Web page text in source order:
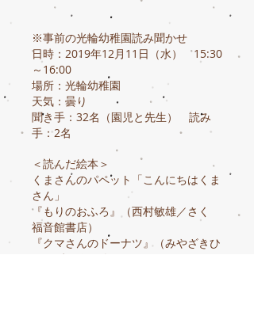
※事前の光輪幼稚園読み聞かせ
日時：2019年12月11日（水） 15:30
～16:00
場所：光輪幼稚園
天気：曇り
聞き手：32名（園児と先生） 読み
手：2名
＜読んだ絵本＞
くまさんのパペット「こんにちはくま
さん」
『もりのおふろ』（西村敏雄／さく
福音館書店）
『クマさんのドーナツ』（みやざきひ
ろかず／作・絵 ひかりのくに）